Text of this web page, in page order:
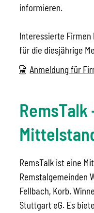
informieren.
Interessierte Firmen
für die diesjährige
Anmeldung für
RemsTalk
RemsTalk ist eine
Remstalgemeinden
Fellbach, Korb,
Stuttgart eG. Es